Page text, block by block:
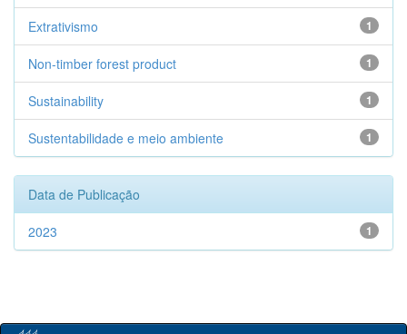
1
Extrativismo
1
Non-timber forest product
1
Sustainability
1
Sustentabilidade e meio ambiente
Data de Publicação
1
2023